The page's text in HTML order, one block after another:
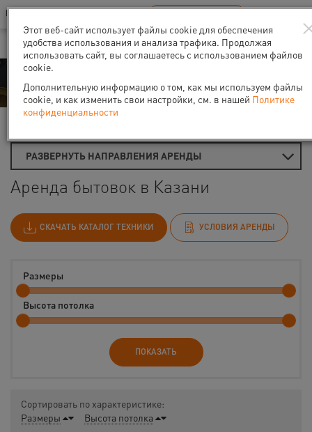
Ваш город:Казань
В Вашем регионе нет наших офисов RU EN
Аренда
РАЗВЕРНУТЬ НАПРАВЛЕНИЯ АРЕНДЫ
Аренда бытовок в Казани
СКАЧАТЬ КАТАЛОГ ТЕХНИКИ УСЛОВИЯ АРЕНДЫ
Размеры
Высота потолка
ПОКАЗАТЬ
Сортировать по характеристике:
Размеры
Высота потолка
Этот веб-сайт использует файлы cookie для обеспечения
удобства использования и анализа трафика. Продолжая
использовать сайт, вы соглашаетесь с использованием файлов
cookie.
Дополнительную информацию о том, как мы используем файлы
cookie, и как изменить свои настройки, см. в нашей Политике
конфиденциальности